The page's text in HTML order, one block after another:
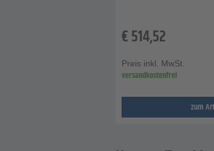
€514,52
Preis inkl. MwSt.
versandkostenfrei
zum